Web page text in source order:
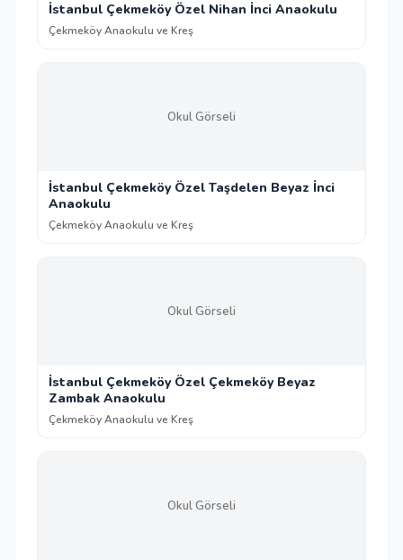
İstanbul Çekmeköy Özel Nihan İnci Anaokulu
Çekmeköy Anaokulu ve Kreş
Okul Görseli
İstanbul Çekmeköy Özel Taşdelen Beyaz İnci
Anaokulu
Çekmeköy Anaokulu ve Kreş
Okul Görseli
İstanbul Çekmeköy Özel Çekmeköy Beyaz
Zambak Anaokulu
Çekmeköy Anaokulu ve Kreş
Okul Görseli